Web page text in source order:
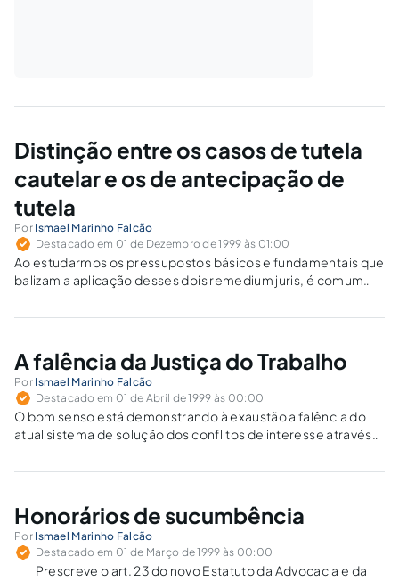
Distinção entre os casos de tutela
cautelar e os de antecipação de
tutela
Por Ismael Marinho Falcão
Destacado em 01 de Dezembro de 1999 às 01:00
Ao estudarmos os pressupostos básicos e fundamentais que
balizam a aplicação desses dois remedium juris, é comum
dentre alguns julgadores, a tendência de adotar-se um
estanques e…
A falência da Justiça do Trabalho
Por Ismael Marinho Falcão
Destacado em 01 de Abril de 1999 às 00:00
O bom senso está demonstrando à exaustão a falência do
atual sistema de solução dos conflitos de interesse através
órgãos em monstrengos burocráticos, soterrados por
Honorários de sucumbência
Por Ismael Marinho Falcão
Destacado em 01 de Março de 1999 às 00:00
Prescreve o art. 23 do novo Estatuto da Advocacia e da